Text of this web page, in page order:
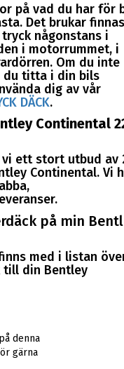
på vad du har för
Det brukar
någonstans i
i motorrummet, i
Om du inte
du titta i din bils
dig av vår
DÄCK.
Continental
vi ett stort utbud av
Continental. Vi
på min
med i listan
till din Bentley
denna
gärna